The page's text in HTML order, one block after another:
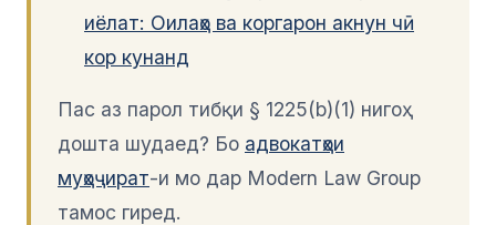
иёлат: Оилаҳо ва коргарон акнун чӣ
кор кунанд
Пас аз парол тибқи § 1225(b)(1) нигоҳ
дошта шудаед? Бо адвокатҳои
муҳоҷират-и мо дар Modern Law Group
тамос гиред.